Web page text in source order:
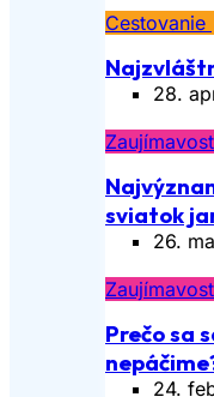
Cestovanie
28.
sviatok
26.
Prečo sa
24.